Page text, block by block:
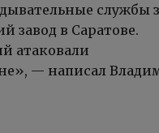
службы
завод в Саратове.
атаковали
— написал